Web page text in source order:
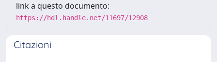
link a questo documento:
https://hdl.handle.net/11697/12908
Citazioni